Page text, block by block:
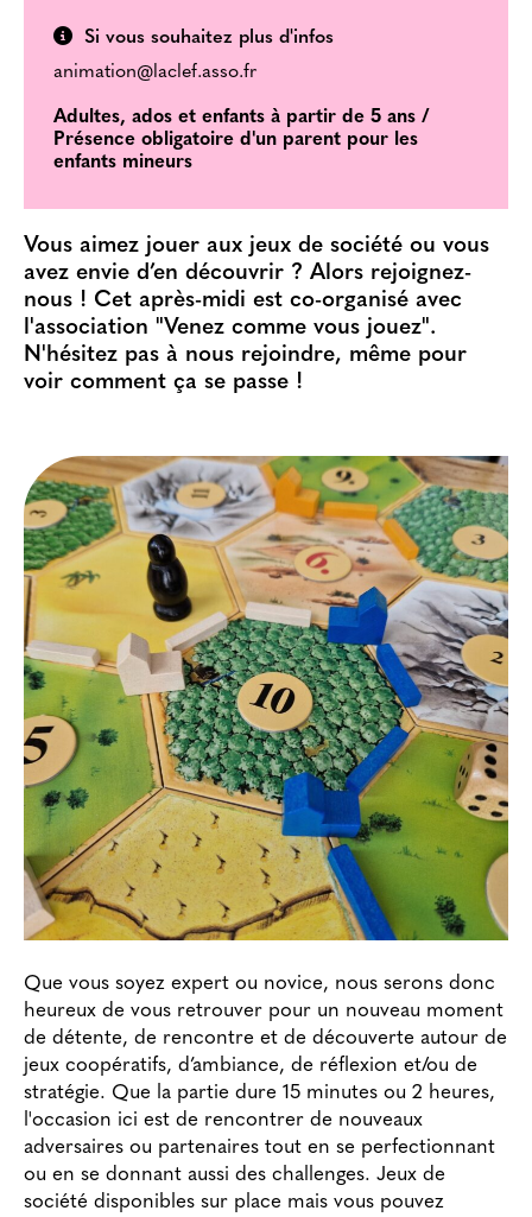
Si vous souhaitez plus d'infos
animation@laclef.asso.fr
Adultes, ados et enfants à partir de 5 ans /
Présence obligatoire d'un parent pour les
enfants mineurs
Vous aimez jouer aux jeux de société ou vous
avez envie d’en découvrir ? Alors rejoignez-
nous ! Cet après-midi est co-organisé avec
l'association "Venez comme vous jouez".
N'hésitez pas à nous rejoindre, même pour
voir comment ça se passe !
Que vous soyez expert ou novice, nous serons donc
heureux de vous retrouver pour un nouveau moment
de détente, de rencontre et de découverte autour de
jeux coopératifs, d’ambiance, de réflexion et/ou de
stratégie. Que la partie dure 15 minutes ou 2 heures,
l'occasion ici est de rencontrer de nouveaux
adversaires ou partenaires tout en se perfectionnant
ou en se donnant aussi des challenges. Jeux de
société disponibles sur place mais vous pouvez